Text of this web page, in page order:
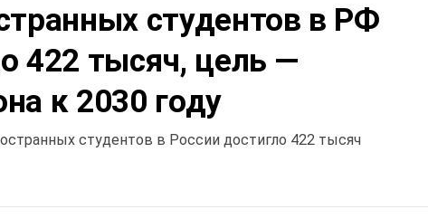
студентов в РФ
422 тысяч, цель —
к 2030 году
студентов в России достигло 422 тысяч